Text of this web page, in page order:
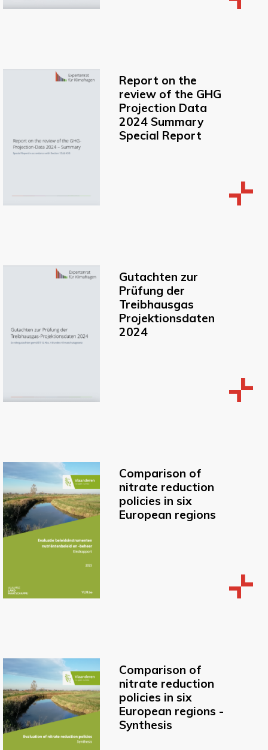
Report on the
review of the GHG
Projection Data
2024 Summary
Special Report
Gutachten zur
Prüfung der
Treibhausgas
Projektionsdaten
2024
Comparison of
nitrate reduction
policies in six
European regions
Comparison of
nitrate reduction
policies in six
European regions -
Synthesis